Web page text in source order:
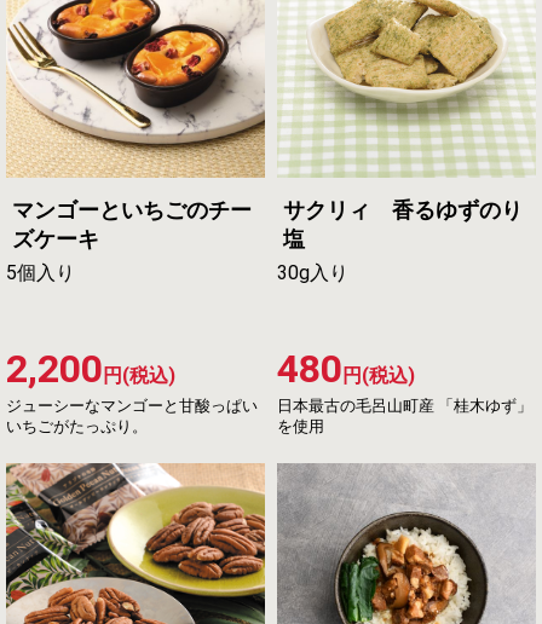
マンゴーといちごのチー
ズケーキ
5個入り
ジューシーなマンゴーと甘酸っぱい
いちごがたっぷり。
2,200 円(税込)
サクリィ 香るゆずのり
塩
30g入り
日本最古の毛呂山町産 「桂木ゆず」
を使用
480 円(税込)